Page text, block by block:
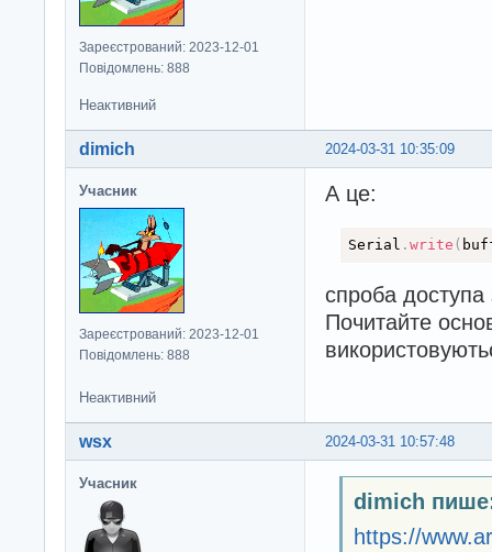
Зареєстрований: 2023-12-01
Повідомлень: 888
Неактивний
2024-03-31 10:35:09
dimich
Учасник
Зареєстрований: 2023-12-01
Повідомлень: 888
А це:
Serial . write (
спроба
Почитайте
Неактивний
2024-03-31 10:57:48
wsx
Учасник
dimich
https://